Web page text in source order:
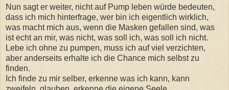
Nun sagt er weiter, nicht auf Pump leben würde bedeuten,
dass ich mich hinterfrage, wer bin ich eigentlich wirklich,
was macht mich aus, wenn die Masken gefallen sind, was
ist echt an mir, was nicht, was soll ich, was soll ich nicht.
Lebe ich ohne zu pumpen, muss ich auf viel verzichten,
aber anderseits erhalte ich die Chance mich selbst zu
finden.
Ich finde zu mir selber, erkenne was ich kann, kann